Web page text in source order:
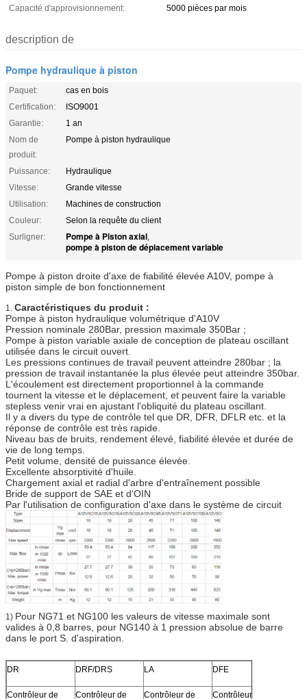
Capacité d'approvisionnement:
5000 pièces par mois
description de
Pompe hydraulique à piston
Paquet:
cas en bois
Certification:
ISO9001
Garantie:
1 an
Nom de
produit:
Pompe à piston hydraulique
Puissance:
Hydraulique
Vitesse:
Grande vitesse
Utilisation:
Machines de construction
Couleur:
Selon la requête du client
Surligner:
Pompe à Piston axial,
pompe à piston de déplacement variable
Pompe à piston droite d'axe de fiabilité élevée A10V, pompe à
piston simple de bon fonctionnement
1. Caractéristiques du produit :
Pompe à piston hydraulique volumétrique d'A10V
Pression nominale 280Bar, pression maximale 350Bar ;
Pompe à piston variable axiale de conception de plateau oscillant
utilisée dans le circuit ouvert.
Les pressions continues de travail peuvent atteindre 280bar ; la
pression de travail instantanée la plus élevée peut atteindre 350bar.
L'écoulement est directement proportionnel à la commande
tournent la vitesse et le déplacement, et peuvent faire la variable
stepless venir vrai en ajustant l'obliquité du plateau oscillant.
Il y a divers du type de contrôle tel que DR, DFR, DFLR etc. et la
réponse de contrôle est très rapide.
Niveau bas de bruits, rendement élevé, fiabilité élevée et durée de
vie de long temps.
Petit volume, densité de puissance élevée.
Excellente absorptivité d'huile.
Chargement axial et radial d'arbre d'entraînement possible
Bride de support de SAE et d'OIN
Par l'utilisation de configuration d'axe dans le système de circuit
1) Pour NG71 et NG100 les valeurs de vitesse maximale sont
valides à 0,8 barres, pour NG140 à 1 pression absolue de barre
dans le port S. d'aspiration.
DR DRF/DRS LA DFE
Contrôleur de
Contrôleur de Contrôleur de Contrôleur de